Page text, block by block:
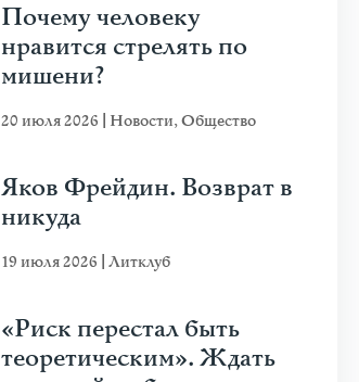
Почему человеку
нравится стрелять по
мишени?
20 июля 2026 Новости,Общество
Яков Фрейдин. Возврат в
никуда
19 июля 2026 Литклуб
«Риск перестал быть
теоретическим». Ждать